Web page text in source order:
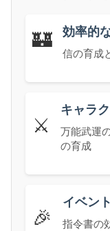
🏰 効率的
信の育成
⚔️
キャラ
万能武運
の育成
🎉
イベン
指令書の